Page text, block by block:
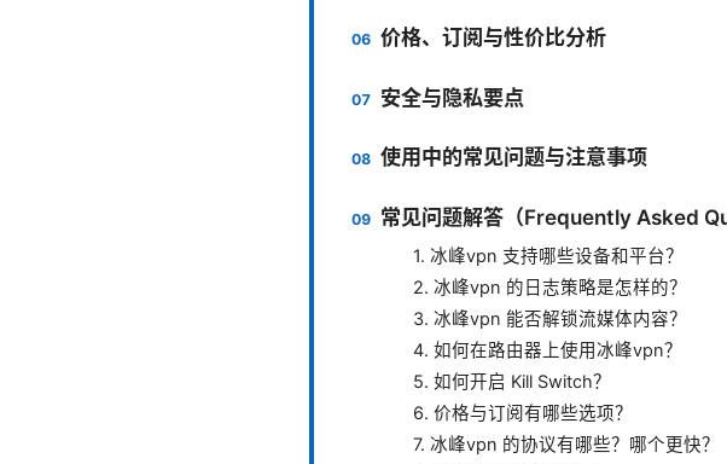
价格、订阅与性价比分析
安全与隐私要点
使用中的常见问题与注意事项
常见问题解答（Frequently Asked
1. 冰峰vpn 支持哪些设备和平台？
2. 冰峰vpn 的日志策略是怎样的？
3. 冰峰vpn 能否解锁流媒体内容？
4. 如何在路由器上使用冰峰vpn？
5. 如何开启 Kill Switch？
6. 价格与订阅有哪些选项？
7. 冰峰vpn 的协议有哪些？哪个更快？